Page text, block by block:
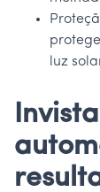
luz